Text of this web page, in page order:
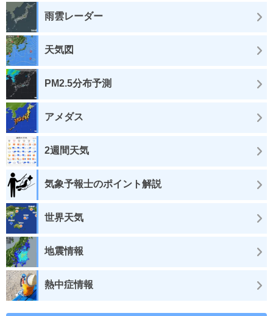
雨雲レーダー
天気図
PM2.5分布予測
アメダス
2週間天気
気象予報士のポイント解説
世界天気
地震情報
熱中症情報